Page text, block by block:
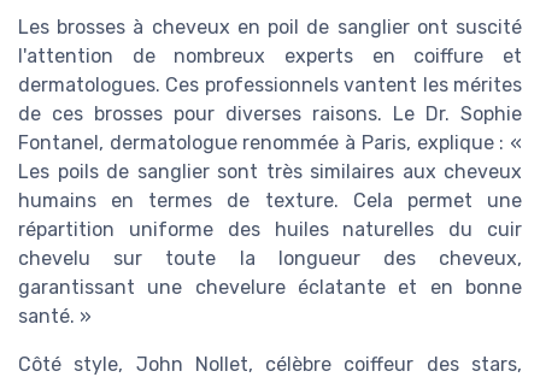
Les brosses à cheveux en poil de sanglier ont suscité
l'attention de nombreux experts en coiffure et
dermatologues. Ces professionnels vantent les mérites
de ces brosses pour diverses raisons. Le Dr. Sophie
Fontanel, dermatologue renommée à Paris, explique : «
Les poils de sanglier sont très similaires aux cheveux
humains en termes de texture. Cela permet une
répartition uniforme des huiles naturelles du cuir
chevelu sur toute la longueur des cheveux,
garantissant une chevelure éclatante et en bonne
santé. »
Côté style, John Nollet, célèbre coiffeur des stars,